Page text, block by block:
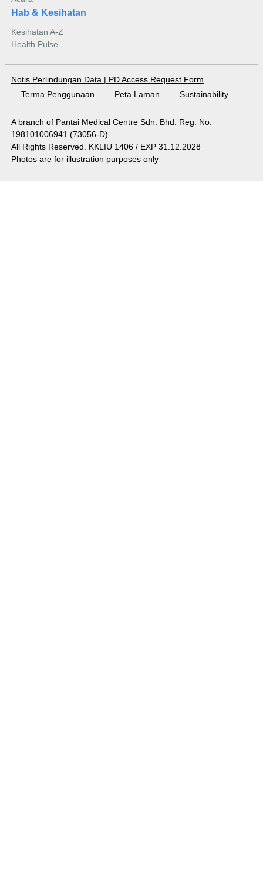
Hab & Kesihatan
Kesihatan A-Z
Health Pulse
Notis Perlindungan Data | PD Access Request Form
Terma Penggunaan
Peta Laman Sustainability
A branch of Pantai Medical Centre Sdn. Bhd. Reg. No.
198101006941 (73056-D)
All Rights Reserved. KKLIU 1406 / EXP 31.12.2028
Photos are for illustration purposes only